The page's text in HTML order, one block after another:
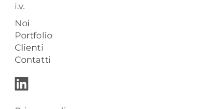
i.v.
Noi
Portfolio
Clienti
Contatti